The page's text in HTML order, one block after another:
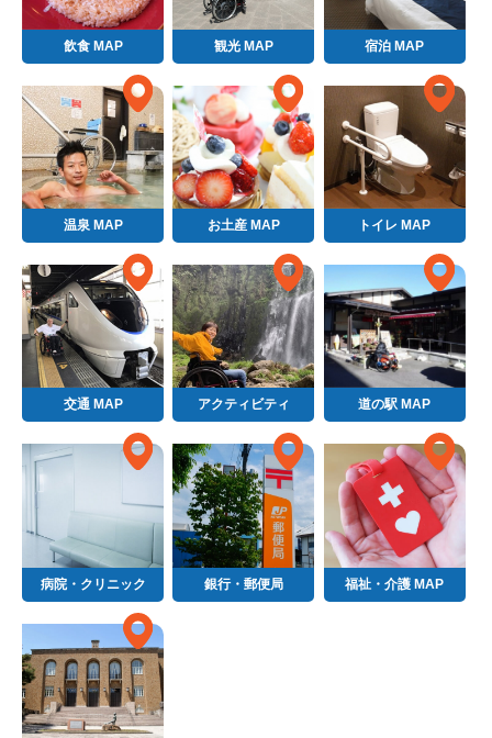
飲食 MAP 観光 MAP 宿泊 MAP
温泉 MAP お土産 MAP トイレ MAP
交通 MAP アクティビティ 道の駅 MAP
病院・クリニック 銀行・郵便局 福祉・介護 MAP